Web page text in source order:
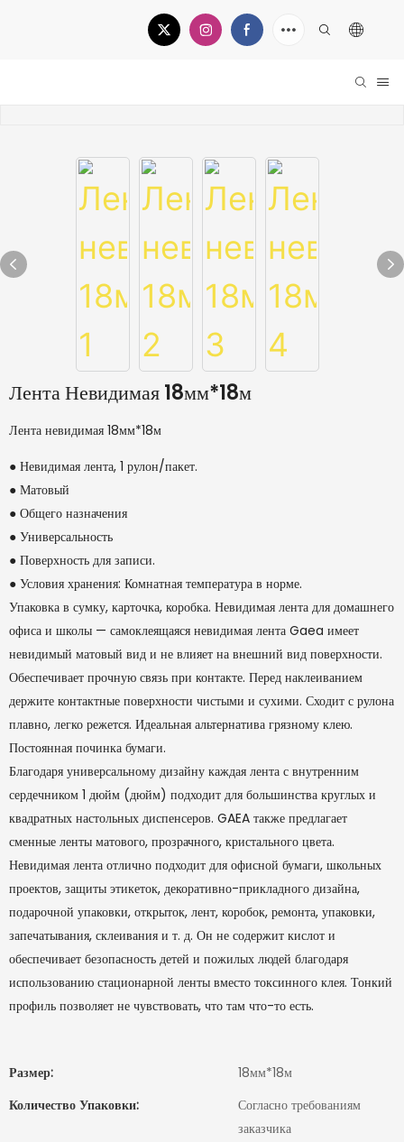
Лента Невидимая 18мм*18м
Лента невидимая 18мм*18м
● Невидимая лента, 1 рулон/пакет.
● Матовый
● Общего назначения
● Универсальность
● Поверхность для записи.
● Условия хранения: Комнатная температура в норме.
Упаковка в сумку, карточка, коробка. Невидимая лента для домашнего
офиса и школы — самоклеящаяся невидимая лента Gaea имеет
невидимый матовый вид и не влияет на внешний вид поверхности.
Обеспечивает прочную связь при контакте. Перед наклеиванием
держите контактные поверхности чистыми и сухими. Сходит с рулона
плавно, легко режется. Идеальная альтернатива грязному клею.
Постоянная починка бумаги.
Благодаря универсальному дизайну каждая лента с внутренним
сердечником 1 дюйм (дюйм) подходит для большинства круглых и
квадратных настольных диспенсеров. GAEA также предлагает
сменные ленты матового, прозрачного, кристального цвета.
Невидимая лента отлично подходит для офисной бумаги, школьных
проектов, защиты этикеток, декоративно-прикладного дизайна,
подарочной упаковки, открыток, лент, коробок, ремонта, упаковки,
запечатывания, склеивания и т. д. Он не содержит кислот и
обеспечивает безопасность детей и пожилых людей благодаря
использованию стационарной ленты вместо токсинного клея. Тонкий
профиль позволяет не чувствовать, что там что-то есть.
Размер:
18мм*18м
Количество Упаковки:
Согласно требованиям
заказчика